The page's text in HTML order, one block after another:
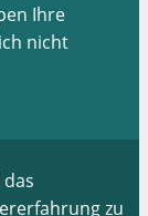
Ihre
nicht
zu